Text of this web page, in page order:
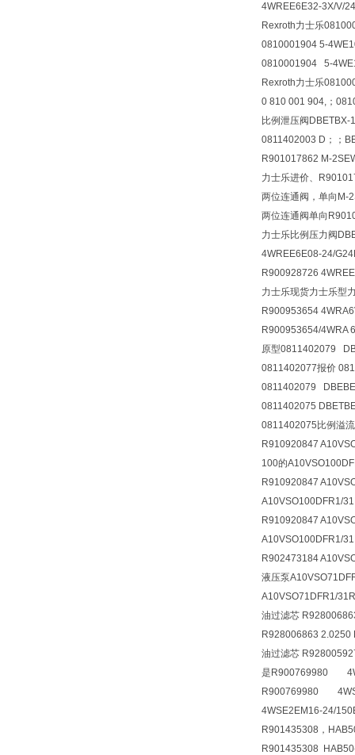
4WREE6E32-3X/V/
Rexroth力士乐
0810001904 5-
0810001904 5-
Rexroth力士乐
0 810 001 904,；
比例泄压阀 DBETBX-
0811402003 D；；
R901017862 M-
力士乐进价、
两位连通阀，单向 M-
两位连通阀单向
力士乐比例压力阀
4WREE6E08-24/
R900928726
力士乐现货力士乐型
R900953654
R900953654/4WRA
原型0811402079
0811402077报价
0811402079
0811402075
0811402075比例溢
R910920847
100的
R910920847
A10VSO100DFR1/
R910920847
A10VSO100DFR1/
R902473184
液压泵
A10VSO71DFR1/
油过滤芯
R928006863 2.0250
油过滤芯
是R900769980
R900769980
4WSE2EM16-24/
R901435308，
R901435308